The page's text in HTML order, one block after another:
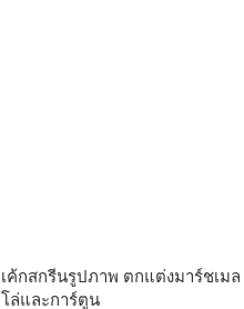
เค้กสกรีนรูปภาพ ตกแต่งมาร์ชเมล
โล่และการ์ตูน